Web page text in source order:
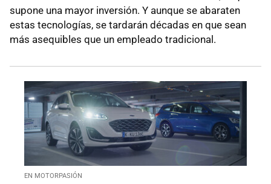
supone una mayor inversión. Y aunque se abaraten
estas tecnologías, se tardarán décadas en que sean
más asequibles que un empleado tradicional.
EN MOTORPASIÓN